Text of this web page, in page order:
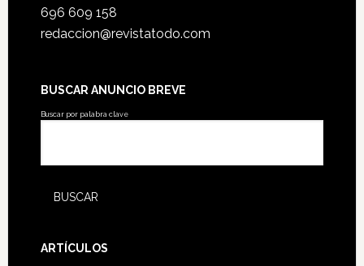
696 609 158
redaccion@revistatodo.com
BUSCAR ANUNCIO BREVE
Buscar por palabra clave
ARTÍCULOS